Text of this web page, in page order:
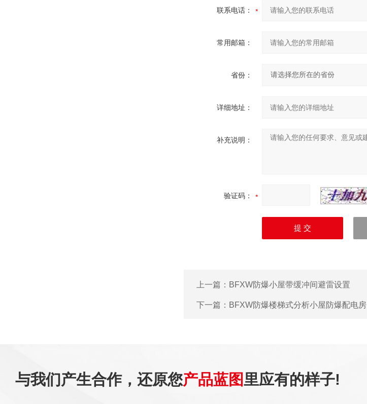
联系电话：
常用邮箱：
省份：
详细地址：
补充说明：
验证码：
上一篇： BFXW防爆小屋带缓冲间避雷设置
下一篇： BFXW防爆楼梯式分析小屋防爆配电房
与我们产生合作，还原您产品蓝图里应有的样子!